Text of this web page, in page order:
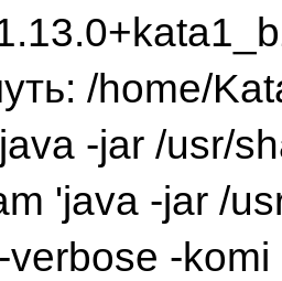
/home/
-jar /usr/
'java -jar /
-